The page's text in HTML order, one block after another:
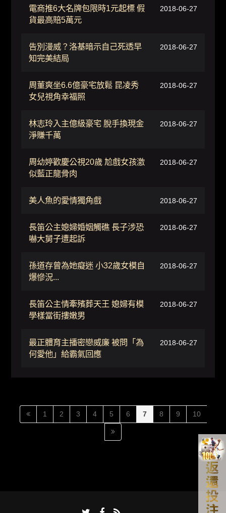
2018-06-27
電商推6大名牌包限時1元起標 假
貨最高賠5萬元
2018-06-27
告別漫威？洛基暗示自己死透早
知完美結局
2018-06-27
周董爽坐6.6億豪宅放鬆 昆凌秀
女兒視角幸福照
2018-06-27
林志玲入主億級豪宅 脫手換現金
淨賺千萬
2018-06-27
周幼婷歡慶公視20歲 尬戲女孩激
似藍正龍骨肉
2018-06-27
美人魚的愛情獨角戲
2018-06-27
長笛公主媳婦婚姻觸礁 長子涉恐
嚇大舅子遭起訴
2018-06-27
孫道存曾為她癡迷 小32歲女模自
爆慘況...
2018-06-27
長笛公主情牽殯葬天王 媳婦有模
學樣當街摟嫩男
2018-06-27
最正體育主播密戀威廉 被問「為
何愛他」給霸氣回應
1 2 3 4 5 6 7 8 9 10